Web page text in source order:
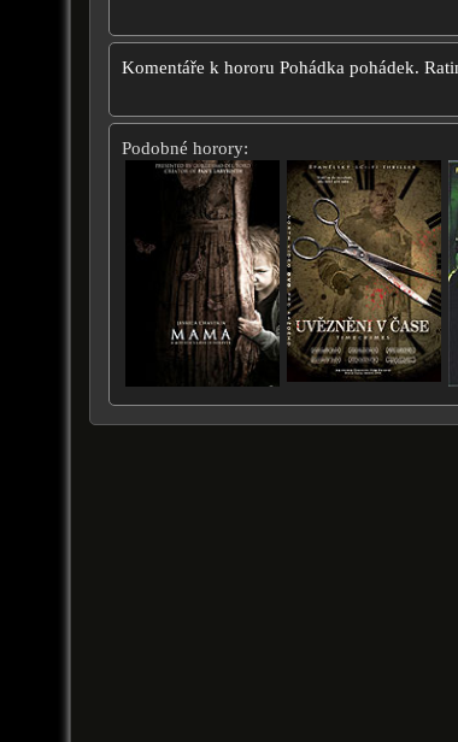
Komentáře k hororu Pohádka pohádek.
Podobné horory: